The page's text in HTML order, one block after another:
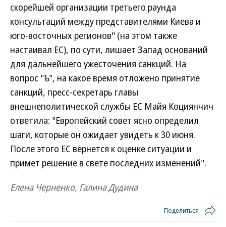
скорейшей организации третьего раунда
консультаций между представителями Киева и
юго-восточных регионов" (на этом также
настаивал ЕС), по сути, лишает Запад оснований
для дальнейшего ужесточения санкций. На
вопрос "Ъ", на какое время отложено принятие
санкций, пресс-секретарь главы
внешнеполитической службы ЕС Майя Коциянчич
ответила: "Европейский совет ясно определил
шаги, которые он ожидает увидеть к 30 июня.
После этого ЕС вернется к оценке ситуации и
примет решение в свете последних изменений".
Елена Черненко, Галина Дудина
Поделиться